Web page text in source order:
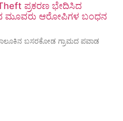
ಪ್ರಕರಣ ಭೇದಿಸಿದ
ಮೂವರು ಆರೋಪಿಗಳ ಬಂಧನ
ಬಸರಕೋಡ ಗ್ರಾಮದ ಪವಾಡ